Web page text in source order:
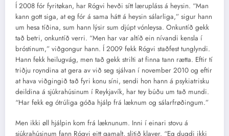
Í 2008 fór fyritøkan, har Rógvi hevði sítt lærupláss á heysin. “Man
kann gott siga, at eg fór á sama hátt á heysin sálarliga,” sigur hann
um hesa tíðina, sum hann lýsir sum djúpt vónleysa. Onkuntíð gekk
tað betri, onkuntíð verri. “Men har var altíð ein nívandi kensla í
bróstinum,” viðgongur hann. Í 2009 fekk Rógvi staðfest tunglyndi.
Hann fekk heilugvág, men tað gekk strilti at finna tann rætta. Eftir tí
triðju royndina at gera av við seg sjálvan í november 2010 og eftir
at hava viðgingið tað fyri konu síni, sendi hon hann á psykiatrisku
deildina á sjúkrahúsinum í Reykjavík, har tey búðu um tað mundi.
“Har fekk eg ótrúliga góða hjálp frá læknum og sálarfrøðingum.”
Men ikki øll hjálpin kom frá læknunum. Inni í einari stovu á
sjúkrahúsinum fann Rógvi eitt gamalt, slitið klaver. “Eg dugdi ikki